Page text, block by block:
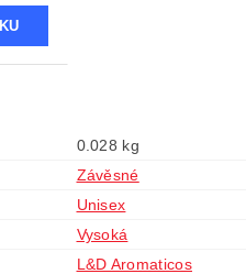
0.028 kg
Závěsné
Unisex
Vysoká
L&D Aromaticos